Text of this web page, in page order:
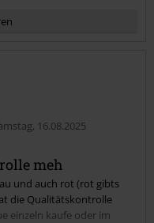
16.08.2025
meh
und auch rot (rot gibts
die Qualitätskontrolle
einzeln kaufe oder im